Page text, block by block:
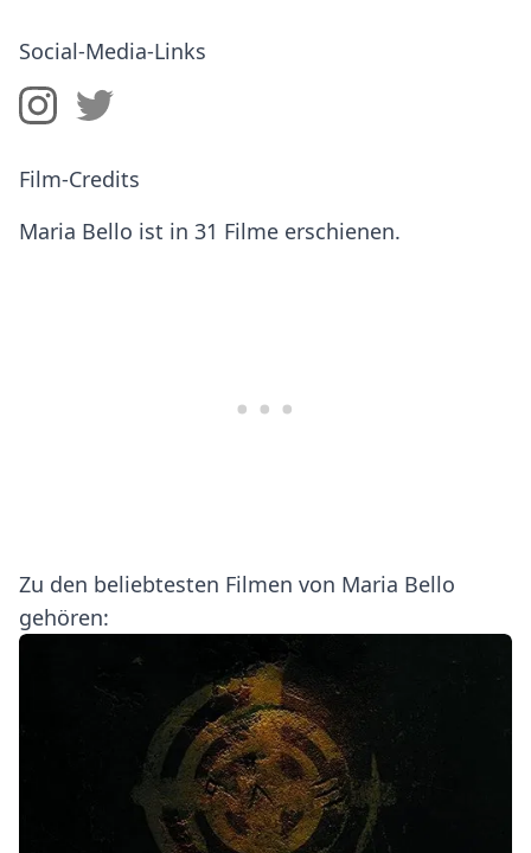
Social-Media-Links
Film-Credits
Maria Bello ist in 31 Filme erschienen.
Zu den beliebtesten Filmen von Maria Bello
gehören: